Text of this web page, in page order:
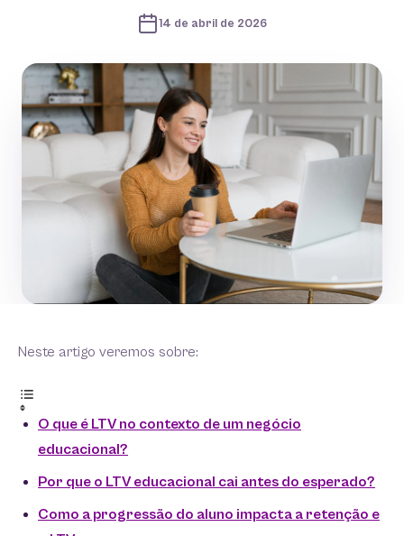
14 de abril de 2026
Neste artigo veremos sobre:
O que é LTV no contexto de um negócio
educacional?
Por que o LTV educacional cai antes do esperado?
Como a progressão do aluno impacta a retenção e